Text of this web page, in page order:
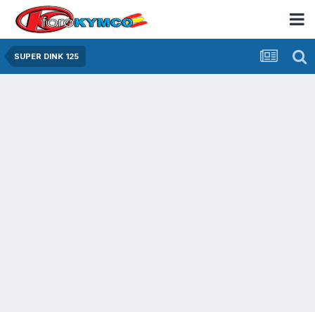
SUPER DINK 125